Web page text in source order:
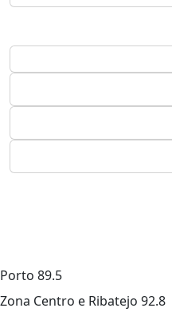
Porto 89.5
Zona Centro e Ribatejo 92.8